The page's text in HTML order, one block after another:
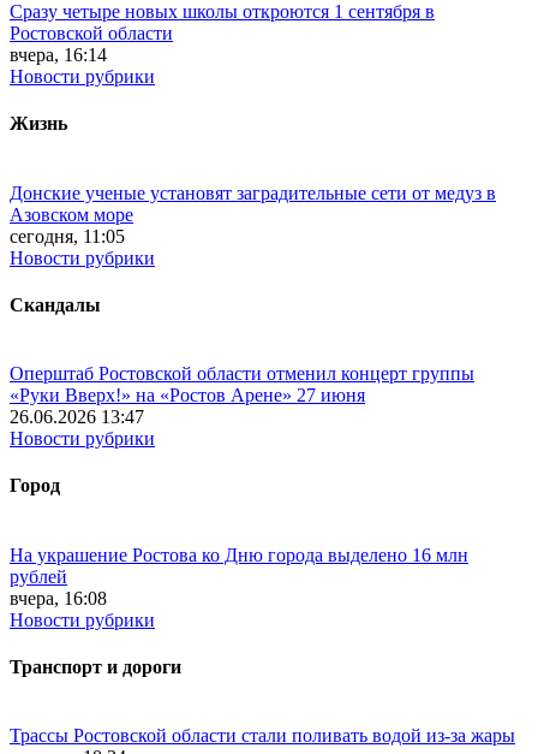
Сразу четыре новых школы откроются 1 сентября в
Ростовской области
вчера, 16:14
Новости рубрики
Жизнь
Донские ученые установят заградительные сети от медуз в
Азовском море
сегодня, 11:05
Новости рубрики
Скандалы
Оперштаб Ростовской области отменил концерт группы
«Руки Вверх!» на «Ростов Арене» 27 июня
26.06.2026 13:47
Новости рубрики
Город
На украшение Ростова ко Дню города выделено 16 млн
рублей
вчера, 16:08
Новости рубрики
Транспорт и дороги
Трассы Ростовской области стали поливать водой из-за жары